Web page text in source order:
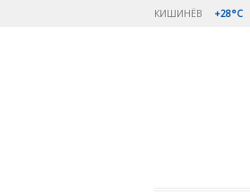
КИШИНЁВ +28°C